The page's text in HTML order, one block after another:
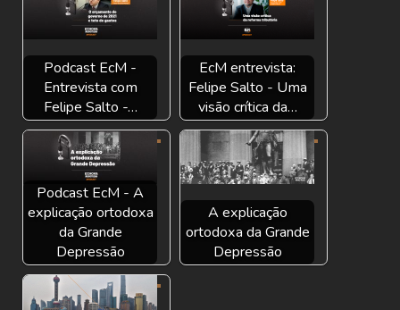
Podcast EcM -
Entrevista com
Felipe Salto -…
EcM entrevista:
Felipe Salto - Uma
visão crítica da…
Podcast EcM - A
explicação ortodoxa
da Grande
Depressão
A explicação
ortodoxa da Grande
Depressão